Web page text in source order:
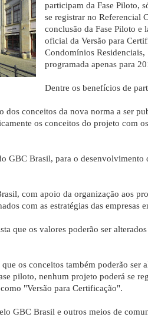
participam da Fase Piloto,
se registrar no Referencial
conclusão da Fase Piloto e
oficial da Versão para
Condomínios Residenciais,
programada apenas para
Dentre os benefícios de
conceitos da nova norma a ser
os conceitos do projeto com
Brasil, para o desenvolvimento
com apoio da organização aos
com as estratégias das empresas
os valores poderão ser alterados
os conceitos também poderão ser
piloto, nenhum projeto poderá se
"Versão para Certificação".
Brasil e outros meios de